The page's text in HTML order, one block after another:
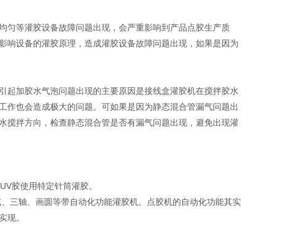
匀等灌胶设备故障问题出现，会严重影响到产品点胶生产质
设备的灌胶原理，造成灌胶设备故障问题出现，如果是因为
起加胶水气泡问题出现的主要原因是接线盒灌胶机在搅拌胶水
也会造成极大的问题。可如果是因为静态混合管漏气问题出
搅拌方向，检查静态混合管是否有漏气问题出现，避免出现灌
胶使用特定针筒灌胶。
三轴、画圆等带自动化功能灌胶机。点胶机的自动化功能其实
现。